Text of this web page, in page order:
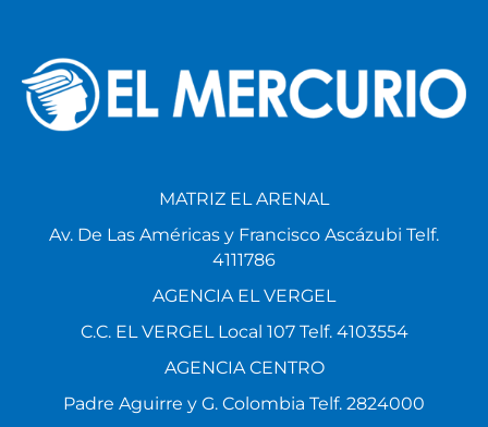
MATRIZ EL ARENAL
Av. De Las Américas y Francisco Ascázubi Telf.
4111786
AGENCIA EL VERGEL
C.C. EL VERGEL Local 107 Telf. 4103554
AGENCIA CENTRO
Padre Aguirre y G. Colombia Telf. 2824000